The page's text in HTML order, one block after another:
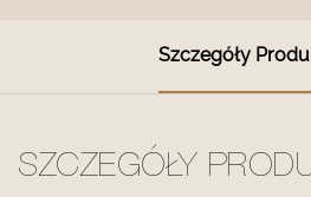
Szczegóły
SZCZEGÓŁY